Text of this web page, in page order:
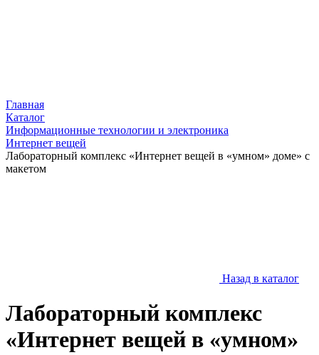
Главная
Каталог
Информационные технологии и электроника
Интернет вещей
Лабораторный комплекс «Интернет вещей в «умном» доме» с
макетом
Назад в каталог
Лабораторный комплекс
«Интернет вещей в «умном»